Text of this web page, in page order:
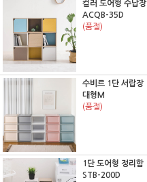
컬러 도어형 수납장
ACQB-35D
(품절)
수비르 1단 서랍장
대형M
(품절)
1단 도어형 정리함
STB-200D